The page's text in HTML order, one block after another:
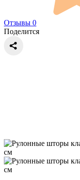
Отзывы 0
Поделится